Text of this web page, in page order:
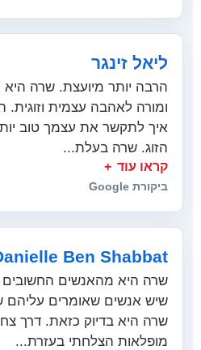
ליאל זינגר
הרבה יותר מיועצת. שרה
ומורה לאהבה עצמית וזוגית.
איך לתקשר את עצמך טוב
הזוג. שרה בעלת...
קראו עוד
ביקורת Google
Ben Shabbat
שרה היא מהאנשים החשובים
שיש אנשים שאומרים עליהם
שרה היא בדיוק כזאת. דרך
מופלאות הצלחתי בעזרת...